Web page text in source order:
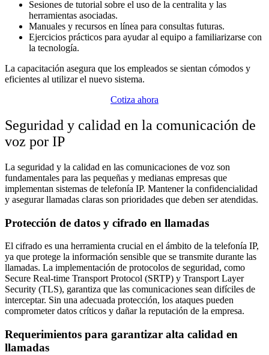
Sesiones de tutorial sobre el uso de la centralita y las
herramientas asociadas.
Manuales y recursos en línea para consultas futuras.
Ejercicios prácticos para ayudar al equipo a familiarizarse con
la tecnología.
La capacitación asegura que los empleados se sientan cómodos y
eficientes al utilizar el nuevo sistema.
Cotiza ahora
Seguridad y calidad en la comunicación de
voz por IP
La seguridad y la calidad en las comunicaciones de voz son
fundamentales para las pequeñas y medianas empresas que
implementan sistemas de telefonía IP. Mantener la confidencialidad
y asegurar llamadas claras son prioridades que deben ser atendidas.
Protección de datos y cifrado en llamadas
El cifrado es una herramienta crucial en el ámbito de la telefonía IP,
ya que protege la información sensible que se transmite durante las
llamadas. La implementación de protocolos de seguridad, como
Secure Real-time Transport Protocol (SRTP) y Transport Layer
Security (TLS), garantiza que las comunicaciones sean difíciles de
interceptar. Sin una adecuada protección, los ataques pueden
comprometer datos críticos y dañar la reputación de la empresa.
Requerimientos para garantizar alta calidad en
llamadas